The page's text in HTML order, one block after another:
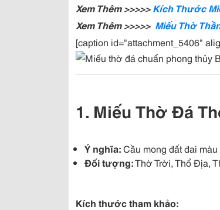
Xem Thêm >>>>>Kích Thước
Xem Thêm >>>>> Miếu Thờ
[caption id="attachment_5406"
1. Miếu Thờ Đá
Ý nghĩa:Cầu mong đất đai
Đối tượng:Thờ Trời, Thổ Địa,
Kích thước tham khảo: